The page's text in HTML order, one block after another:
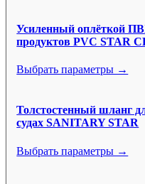
Усиленный оплёткой
продуктов PVC STAR
Выбрать параметры →
Толстостенный шланг
судах SANITARY STAR
Выбрать параметры →